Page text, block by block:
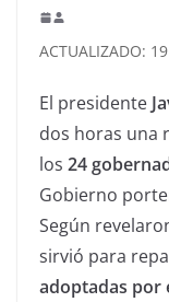
ACTUALIZADO:
El presidente
dos horas una
los 24
Gobierno
Según
sirvió para
adoptadas por